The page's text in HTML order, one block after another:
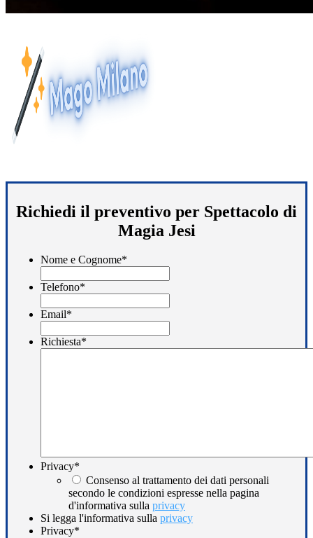
Richiedi il preventivo per Spettacolo di
Magia Jesi
Nome e Cognome*
Telefono*
Email*
Richiesta*
Privacy*
Consenso al trattamento dei dati personali
secondo le condizioni espresse nella pagina
d'informativa sulla privacy
Si legga l'informativa sulla privacy
Privacy*